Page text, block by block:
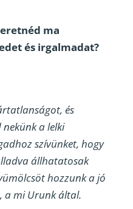
ma
és irgalmadat?
és
nekünk a lelki
szívünket, hogy
állhatatosak
hozzunk a jó
a mi Urunk által.